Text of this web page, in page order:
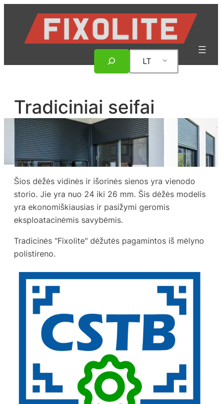
turinio
LT
Tradiciniai seifai
Šios dėžės vidinės ir išorinės sienos yra vienodo
storio. Jie yra nuo 24 iki 26 mm. Šis dėžės modelis
yra ekonomiškiausias ir pasižymi geromis
eksploatacinėmis savybėmis.
Tradicinės "Fixolite" dėžutės pagamintos iš mėlyno
polistireno.